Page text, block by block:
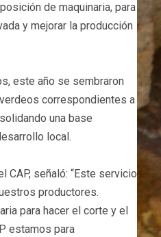
de maquinaria, para
y mejorar la producción
este año se sembraron
correspondientes a
una base
local.
CAP, señaló: “Este servicio
productores.
para hacer el corte y el
estamos para